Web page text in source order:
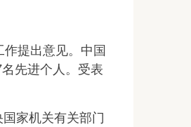
提出意见。中国
先进个人。受表
家机关有关部门